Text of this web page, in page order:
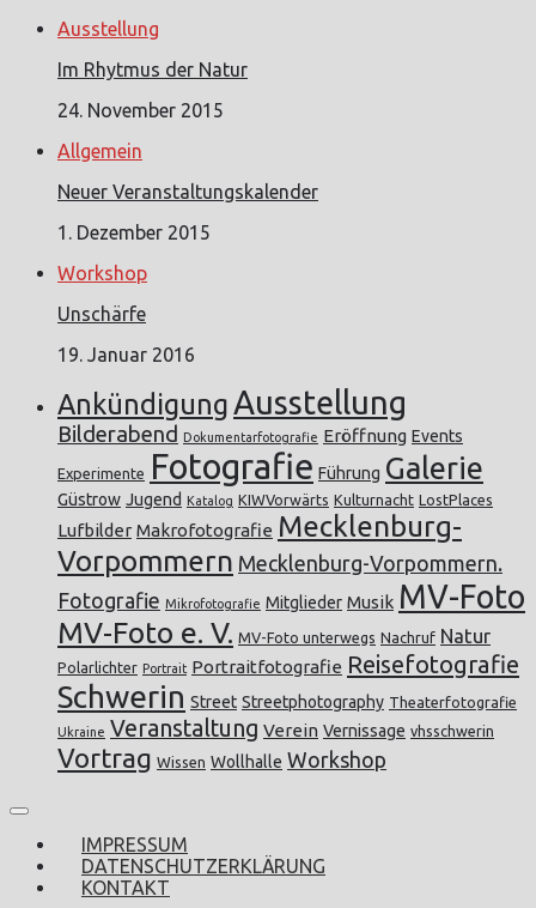
Ausstellung
Im Rhytmus der Natur
24. November 2015
Allgemein
Neuer Veranstaltungskalender
1. Dezember 2015
Workshop
Unschärfe
19. Januar 2016
Ankündigung Ausstellung
Bilderabend Dokumentarfotografie Eröffnung Events
Experimente Fotografie Führung Galerie
Güstrow Jugend Katalog KIWVorwärts Kulturnacht LostPlaces
Lufbilder Makrofotografie Mecklenburg-
Vorpommern Mecklenburg-Vorpommern.
Fotografie Mikrofotografie Mitglieder Musik MV-Foto
MV-Foto e. V. MV-Foto unterwegs Nachruf Natur
Polarlichter Portrait Portraitfotografie Reisefotografie
Schwerin Street Streetphotography Theaterfotografie
Ukraine Veranstaltung Verein Vernissage vhsschwerin
Vortrag Wissen Wollhalle Workshop
IMPRESSUM
DATENSCHUTZERKLÄRUNG
KONTAKT